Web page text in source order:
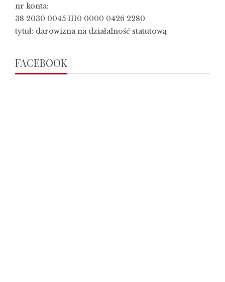
nr konta:
38 2030 0045 1110 0000 0426 2280
tytuł: darowizna na działalność statutową
FACEBOOK